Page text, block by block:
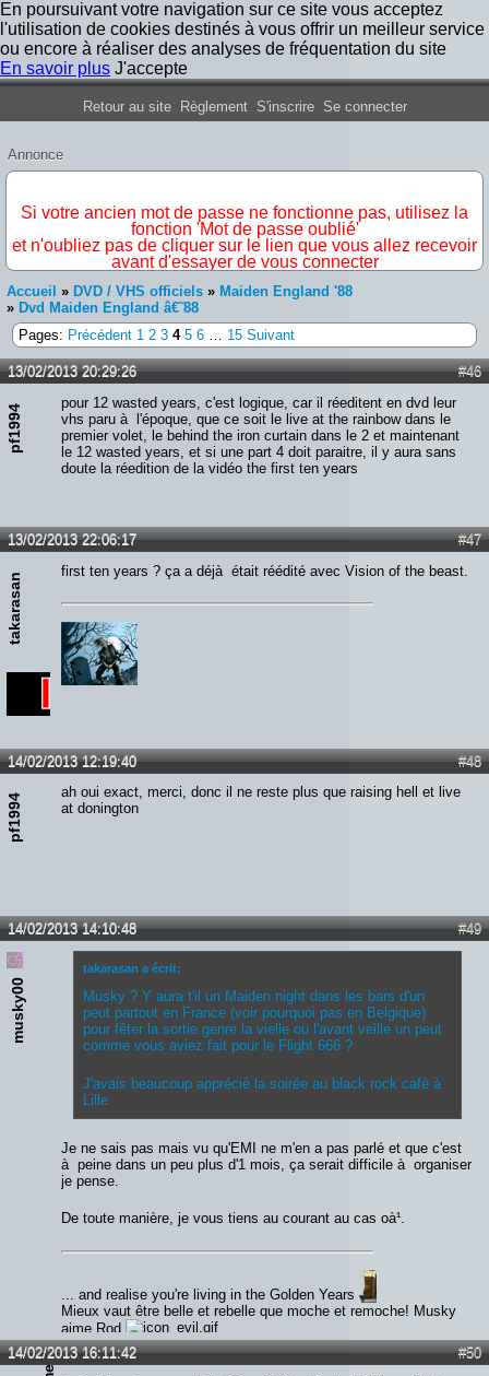
En poursuivant votre navigation sur ce site vous acceptez
l'utilisation de cookies destinés à vous offrir un meilleur service
ou encore à réaliser des analyses de fréquentation du site
En savoir plus J'accepte
Forum Iron Maiden France
Retour au site Règlement S'inscrire Se connecter
Annonce
Si votre ancien mot de passe ne fonctionne pas, utilisez la
fonction 'Mot de passe oublié'
et n'oubliez pas de cliquer sur le lien que vous allez recevoir
avant d'essayer de vous connecter
Accueil » DVD / VHS officiels » Maiden England '88
» Dvd Maiden England â€˜88
Pages: Précédent 1 2 3 4 5 6 … 15 Suivant
#46
13/02/2013 20:29:26
pf1994
pour 12 wasted years, c'est logique, car il réeditent en dvd leur
vhs paru à l'époque, que ce soit le live at the rainbow dans le
premier volet, le behind the iron curtain dans le 2 et maintenant
le 12 wasted years, et si une part 4 doit paraitre, il y aura sans
doute la réedition de la vidéo the first ten years
#47
13/02/2013 22:06:17
takarasan
first ten years ? ça a déjà était réédité avec Vision of the beast.
#48
14/02/2013 12:19:40
pf1994
ah oui exact, merci, donc il ne reste plus que raising hell et live
at donington
#49
14/02/2013 14:10:48
musky00
takarasan a écrit:
Musky ? Y aura t'il un Maiden night dans les bars d'un
peut partout en France (voir pourquoi pas en Belgique)
pour fêter la sortie genre la vielle ou l'avant veille un peut
comme vous aviez fait pour le Flight 666 ?
J'avais beaucoup apprécié la soirée au black rock café à
Lille
Je ne sais pas mais vu qu'EMI ne m'en a pas parlé et que c'est
à peine dans un peu plus d'1 mois, ça serait difficile à organiser
je pense.
De toute manière, je vous tiens au courant au cas oà¹.
... and realise you're living in the Golden Years
Mieux vaut être belle et rebelle que moche et remoche! Musky
aime Rod
#50
14/02/2013 16:11:42